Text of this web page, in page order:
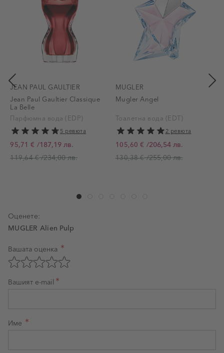
JEAN PAUL GAULTIER
Jean Paul Gaultier Classique
La Belle
Парфюмна вода (EDP)
5 ревюта
Промо цена
95,71 € /187,19 лв.
119,64 €/234,00 лв.
MUGLER
Mugler Angel
Тоалетна вода (EDT)
2 ревюта
Промо цена
105,60 € /206,54 лв.
130,38 €/255,00 лв.
Оценете:
MUGLER Alien Pulp
Оценка на продукт
Вашата оценка
Оценете с 1 звезда от 5
Оценете с 2 звезди от 5
Оценете с 3 звезди от 5
Оценете с 4 звезди от 5
Оценете с 5 звезди от 5
Вашият e-mail
Име